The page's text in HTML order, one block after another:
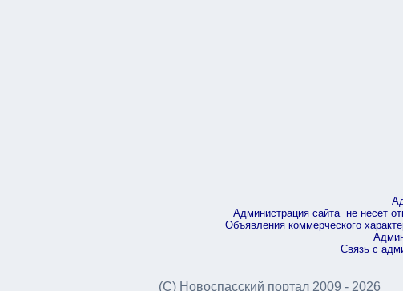
Администрация сайта не несет
Объявления коммерческого
Связь с
(С) Новоспасский портал 2009 - 2026